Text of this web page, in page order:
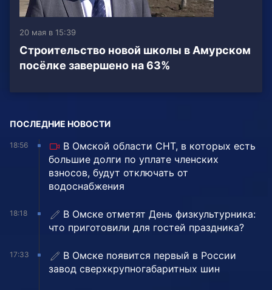
20 мая в 15:39
Строительство новой школы в Амурском
посёлке завершено на 63%
ПОСЛЕДНИЕ НОВОСТИ
18:56
В Омской области СНТ, в которых есть
большие долги по уплате членских
взносов, будут отключать от
водоснабжения
18:18
В Омске отметят День физкультурника:
что приготовили для гостей праздника?
17:33
В Омске появится первый в России
завод сверхкрупногабаритных шин